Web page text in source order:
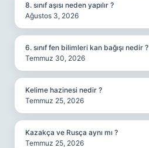
8. sınıf aşısı neden yapılır ?
Ağustos 3, 2026
6. sınıf fen bilimleri kan bağışı nedir ?
Temmuz 30, 2026
Kelime hazinesi nedir ?
Temmuz 25, 2026
Kazakça ve Rusça aynı mı ?
Temmuz 25, 2026